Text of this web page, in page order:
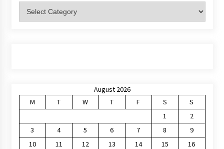
August 2026
M
T W T F S
S
1
2
3
4 5 6 7 8
9
10
11 12 13 14 15
16